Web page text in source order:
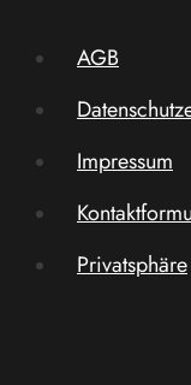
AGB
Impressum
Privatsphäre